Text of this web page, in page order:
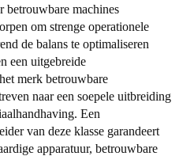
betrouwbare machines
om strenge operationele
de balans te optimaliseren
een uitgebreide
merk betrouwbare
naar een soepele uitbreiding
Een
van deze klasse garandeert
apparatuur, betrouwbare